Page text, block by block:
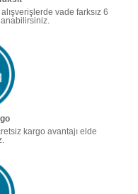
vade farksız 6
kargo avantajı elde